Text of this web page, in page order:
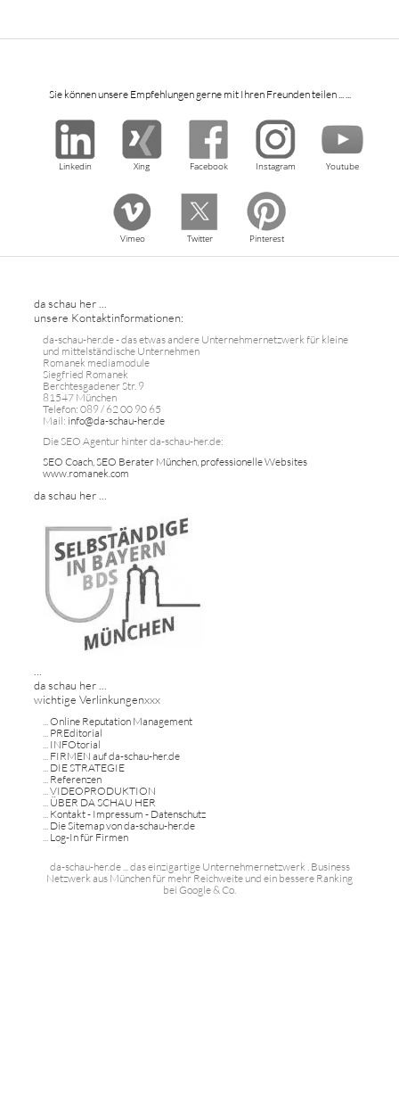
Sie können unsere Empfehlungen gerne mit Ihren Freunden teilen ... ...
Linkedin Xing Facebook Instagram Youtube
Vimeo Twitter Pinterest
da schau her ...
unsere Kontaktinformationen:
da-schau-her.de - das etwas andere Unternehmernetzwerk für kleine
und mittelständische Unternehmen
Romanek mediamodule
Siegfried Romanek
Berchtesgadener Str. 9
81547 München
Telefon: 089 / 62 00 90 65
Mail: info@da-schau-her.de
Die SEO Agentur hinter da-schau-her.de:
SEO Coach, SEO Berater München, professionelle Websites
www.romanek.com
da schau her ...
...
da schau her ...
wichtige Verlinkungenxxx
...Online Reputation Management
... PREditorial
... INFOtorial
... FIRMEN auf da-schau-her.de
... DIE STRATEGIE
... Referenzen
...VIDEOPRODUKTION
... ÜBER DA SCHAU HER
... Kontakt - Impressum - Datenschutz
... Die Sitemap von da-schau-her.de
... Log-In für Firmen
da-schau-her.de ... das einzigartige Unternehmernetzwerk . Business
Netzwerk aus München für mehr Reichweite und ein bessere Ranking
bei Google & Co.